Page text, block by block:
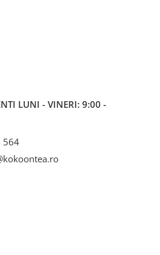
LUNI - VINERI: 9:00 -
564